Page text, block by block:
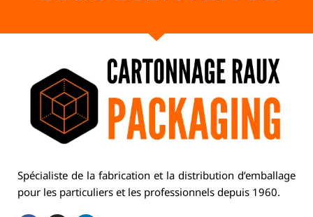
Spécialiste de la fabrication et la distribution d’emballage
pour les particuliers et les professionnels depuis 1960.